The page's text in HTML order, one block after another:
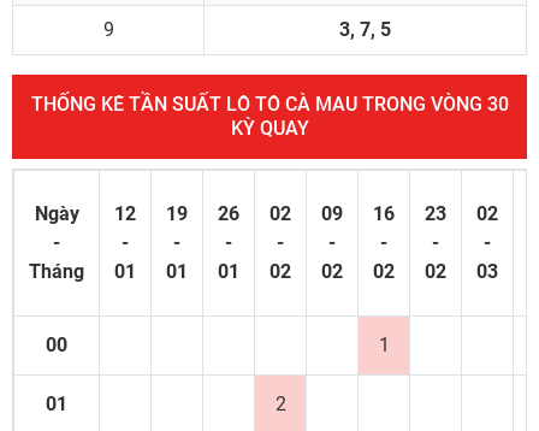
9 3, 7, 5
THỐNG KÊ TẦN SUẤT LÔ TÔ CÀ MAU TRONG VÒNG 30
KỲ QUAY
Ngày
-
Tháng
12
-
01
19
-
01
26
-
01
02
-
02
09
-
02
16
-
02
23
-
02
02
-
03
00 1
01 2